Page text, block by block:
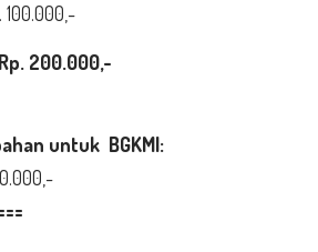
100.000,-
200.000,-
untuk BGKMI: